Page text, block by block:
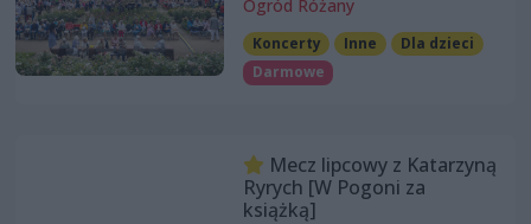
Ogród Różany
Koncerty Inne
Dla dzieci
Darmowe
Mecz lipcowy z Katarzyną
Ryrych [W Pogoni za
książką]